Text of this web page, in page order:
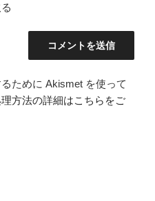
ために Akismet を使って
方法の詳細はこちらをご